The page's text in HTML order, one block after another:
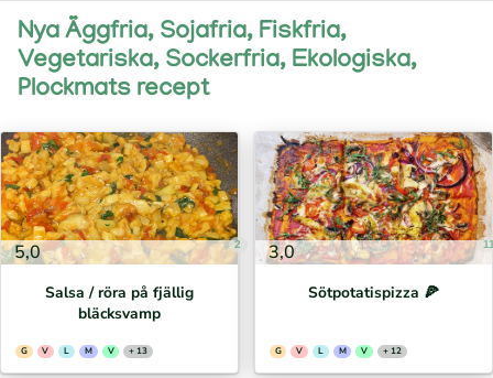
Nya Äggfria, Sojafria, Fiskfria,
Vegetariska, Sockerfria, Ekologiska,
Plockmats recept
5,0 2
Salsa / röra på fjällig
bläcksvamp
G V L M V + 13
3,0
Sötpotatispizza 🍕⁣
G V L M V + 12